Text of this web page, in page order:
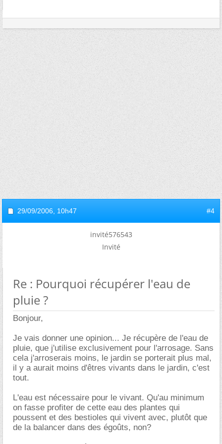
29/09/2006, 10h47 #4
invité576543
Invité
Re : Pourquoi récupérer l'eau de
pluie ?
Bonjour,
Je vais donner une opinion... Je récupère de l'eau de
pluie, que j'utilise exclusivement pour l'arrosage. Sans
cela j'arroserais moins, le jardin se porterait plus mal,
il y a aurait moins d'êtres vivants dans le jardin, c'est
tout.
L'eau est nécessaire pour le vivant. Qu'au minimum
on fasse profiter de cette eau des plantes qui
poussent et des bestioles qui vivent avec, plutôt que
de la balancer dans des égoûts, non?